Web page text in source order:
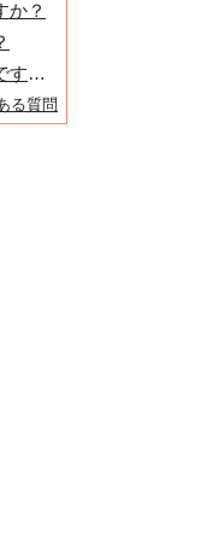
か？
代金の支払いはどのような方法ですか？
る質問